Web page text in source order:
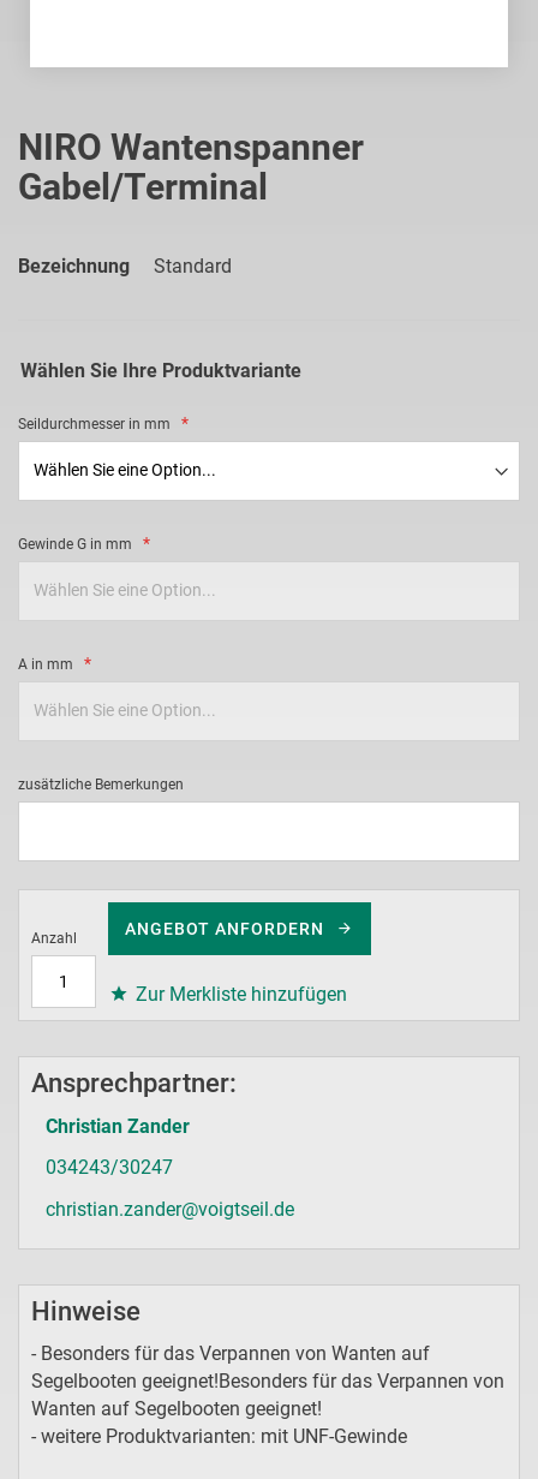
NIRO Wantenspanner
Gabel/Terminal
Bezeichnung Standard
Wählen Sie Ihre Produktvariante
Seildurchmesser in mm
Gewinde G in mm
A in mm
zusätzliche Bemerkungen
Anzahl
ANGEBOT ANFORDERN
Zur Merkliste hinzufügen
Ansprechpartner:
Christian Zander
034243/30247
christian.zander@voigtseil.de
Hinweise
- Besonders für das Verpannen von Wanten auf
Segelbooten geeignet!Besonders für das Verpannen von
Wanten auf Segelbooten geeignet!
- weitere Produktvarianten: mit UNF-Gewinde
Anfang
der
Bildgalerie